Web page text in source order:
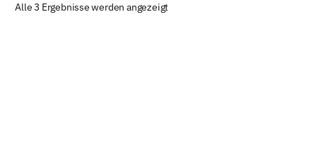
Alle 3 Ergebnisse werden angezeigt